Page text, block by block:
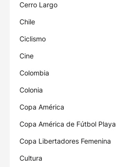
Cerro Largo
Chile
Ciclismo
Cine
Colombia
Colonia
Copa América
Copa América de Fútbol Playa
Copa Libertadores Femenina
Cultura